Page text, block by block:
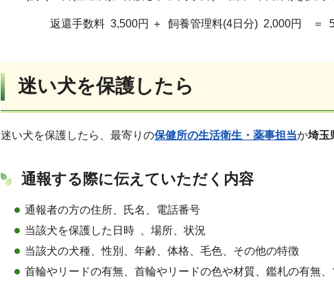
返還手数料 3,500円 ＋ 飼養管理料(4日分) 2,000円 ＝
迷い犬を保護したら
迷い犬を保護したら、最寄りの保健所の生活衛生・薬事担当か埼玉
通報する際に伝えていただく内容
通報者の方の住所、氏名、電話番号
当該犬を保護した日時 、場所、状況
当該犬の犬種、性別、年齢、体格、毛色、その他の特徴
首輪やリードの有無、首輪やリードの色や材質、鑑札の有無